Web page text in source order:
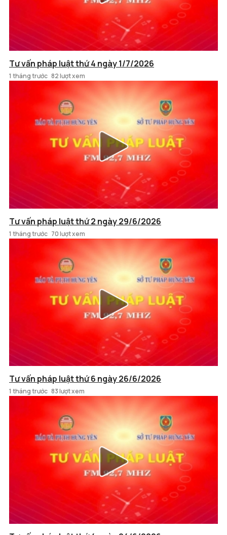
Tư vấn pháp luật thứ 4 ngày 1/7/2026
1 tháng trước 82 lượt xem
Tư vấn pháp luật thứ 2 ngày 29/6/2026
1 tháng trước 70 lượt xem
Tư vấn pháp luật thứ 6 ngày 26/6/2026
1 tháng trước 83 lượt xem